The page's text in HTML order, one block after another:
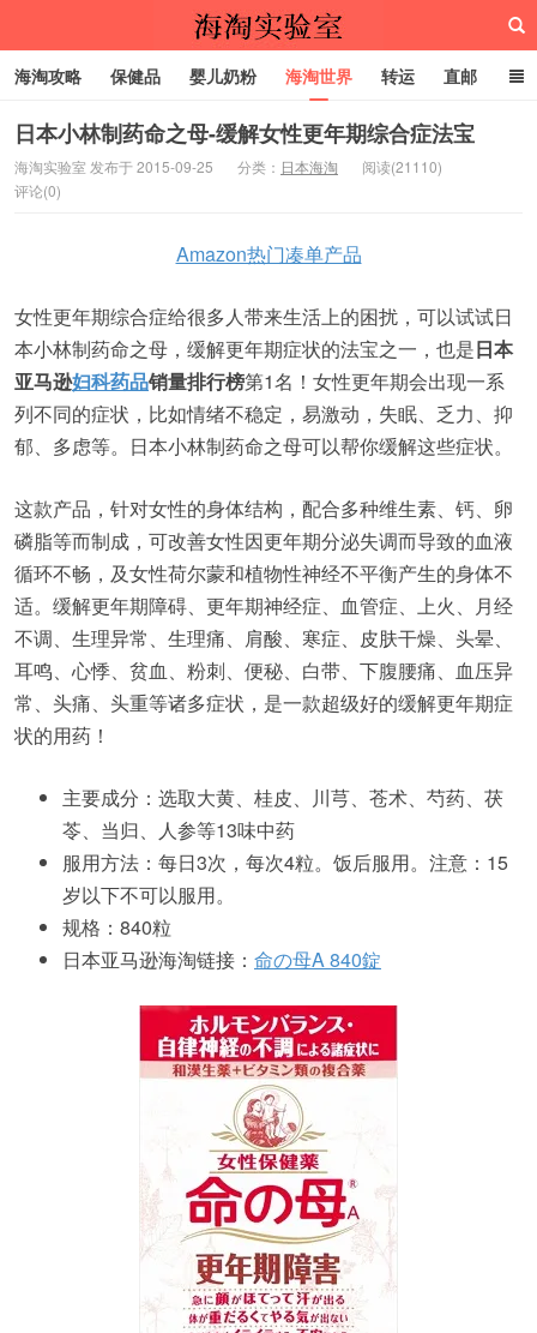
海淘攻略 保健品 婴儿奶粉 海淘世界 转运 直邮
代购服务
日本小林制药命之母-缓解女性更年期综合症法宝
海淘实验室 发布于 2015-09-25 分类： 日本海淘
阅读(21110)
评论(0)
Amazon热门凑单产品
女性更年期综合症给很多人带来生活上的困扰，可以试试日
本小林制药命之母，缓解更年期症状的法宝之一，也是日本
亚马逊妇科药品销量排行榜第1名！女性更年期会出现一系
列不同的症状，比如情绪不稳定，易激动，失眠、乏力、抑
郁、多虑等。日本小林制药命之母可以帮你缓解这些症状。
这款产品，针对女性的身体结构，配合多种维生素、钙、卵
磷脂等而制成，可改善女性因更年期分泌失调而导致的血液
循环不畅，及女性荷尔蒙和植物性神经不平衡产生的身体不
适。缓解更年期障碍、更年期神经症、血管症、上火、月经
不调、生理异常、生理痛、肩酸、寒症、皮肤干燥、头晕、
耳鸣、心悸、贫血、粉刺、便秘、白带、下腹腰痛、血压异
常、头痛、头重等诸多症状，是一款超级好的缓解更年期症
状的用药！
主要成分：选取大黄、桂皮、川芎、苍术、芍药、茯
苓、当归、人参等13味中药
服用方法：每日3次，每次4粒。饭后服用。注意：15
岁以下不可以服用。
规格：840粒
日本亚马逊海淘链接： 命の母A 840錠